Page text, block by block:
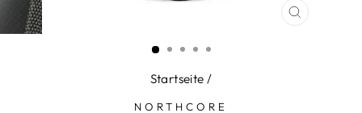
Startseite /
NORTHCORE